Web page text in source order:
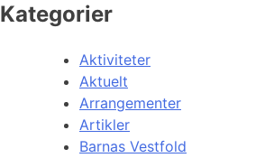
Kategorier
Aktiviteter
Aktuelt
Arrangementer
Artikler
Barnas Vestfold